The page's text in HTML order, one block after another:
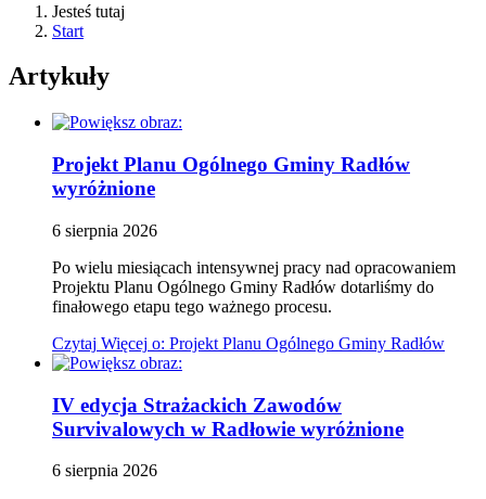
Jesteś tutaj
Start
Artykuły
Projekt Planu Ogólnego Gminy Radłów
wyróżnione
6 sierpnia 2026
Po wielu miesiącach intensywnej pracy nad opracowaniem
Projektu Planu Ogólnego Gminy Radłów dotarliśmy do
finałowego etapu tego ważnego procesu.
Czytaj Więcej o: Projekt Planu Ogólnego Gminy Radłów
IV edycja Strażackich Zawodów
Survivalowych w Radłowie wyróżnione
6 sierpnia 2026